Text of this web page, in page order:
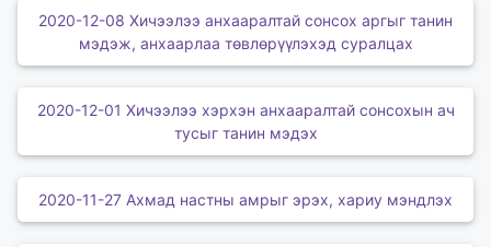
2020-12-08 Хичээлээ анхааралтай сонсох аргыг танин
мэдэж, анхаарлаа төвлөрүүлэхэд суралцах
2020-12-01 Хичээлээ хэрхэн анхааралтай сонсохын ач
тусыг танин мэдэх
2020-11-27 Ахмад настны амрыг эрэх, хариу мэндлэх